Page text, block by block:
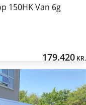
150HK Van 6g
179.420 KR.